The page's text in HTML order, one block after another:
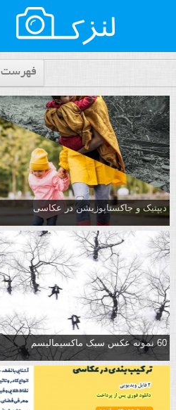
فهرست
دیپتیک و جاکستا‌پوزیشن در عکاسی
60 نمونه عکس سبک ماکسیمالیسم